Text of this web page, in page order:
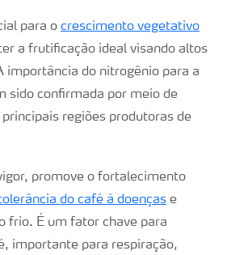
para o crescimento vegetativo
a frutificação ideal visando altos
importância do nitrogênio para a
sido confirmada por meio de
regiões produtoras de
promove o fortalecimento
do café à doenças e
frio. É um fator chave para
importante para respiração,